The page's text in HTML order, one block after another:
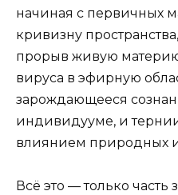
начиная с первичных
кривизну
прорыв живую
вируса в эфирную
зарождающееся
индивидуу­ме, и
влиянием природных
Всё это — только